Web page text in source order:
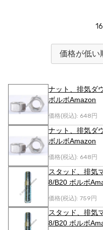
16
ナット、排気ダ
ボルボAmazon
価格(税込): 648円
ナット、排気ダ
ボルボAmazon
価格(税込): 648円
スタッド、排気
8/B20 ボルボ
価格(税込): 759円
スタッド、排気
8/B20 ボルボ